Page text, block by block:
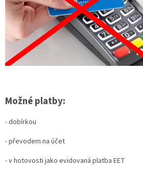
Možné platby:
- dobírkou
- převodem na účet
- v hotovosti jako evidovaná platba EET